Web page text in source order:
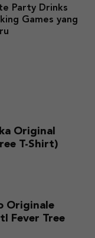
Party Drinks
Games yang
Original
T-Shirt)
Originale
Fever Tree